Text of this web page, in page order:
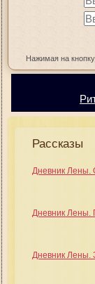
Нажимая на
Рассказы
Дневник Лены.
Дневник Лены.
Дневник Лены.